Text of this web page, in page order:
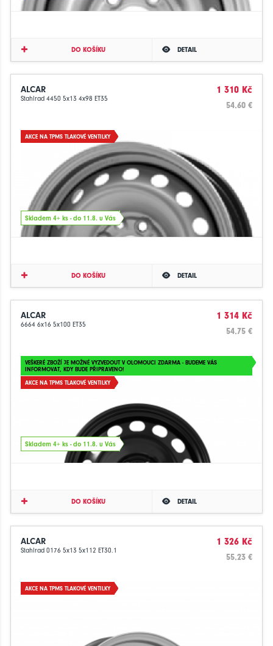
DO KOŠÍKU DETAIL
ALCAR
Stahlrad 4450 5x13 4x98 ET35
1 310 Kč
54.60 €
AKCE NA TPMS TLAKOVÉ VENTILKY
Skladem 4+ ks - do 11.8. u Vás
DO KOŠÍKU DETAIL
ALCAR
6664 6x16 5x100 ET35
1 314 Kč
54.75 €
VEŠKERÉ ZBOŽÍ JE MOŽNÉ VYZVEDOUT V OLOMOUCI ZDARMA - BUDEME VÁS
INFORMOVAT, KDY BUDE PŘIPRAVENO!
AKCE NA TPMS TLAKOVÉ VENTILKY
Skladem 4+ ks - do 11.8. u Vás
DO KOŠÍKU DETAIL
ALCAR
Stahlrad 0176 5x13 5x112 ET30.1
1 326 Kč
55.23 €
AKCE NA TPMS TLAKOVÉ VENTILKY